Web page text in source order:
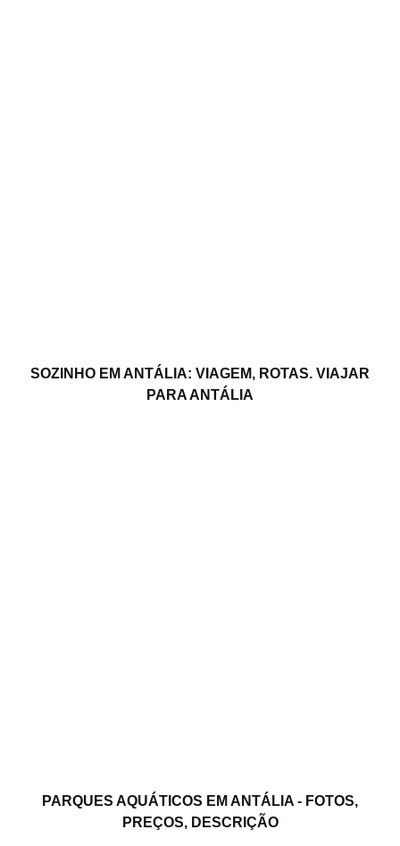
SOZINHO EM ANTÁLIA: VIAGEM, ROTAS. VIAJAR
PARA ANTÁLIA
PARQUES AQUÁTICOS EM ANTÁLIA - FOTOS,
PREÇOS, DESCRIÇÃO